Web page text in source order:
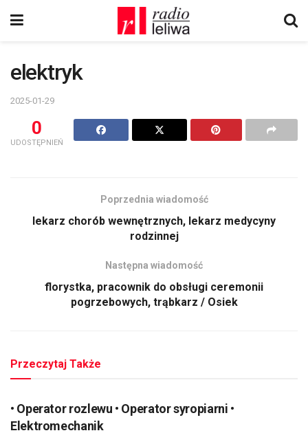
elektryk
2025-01-29
0
UDOSTĘPNIEŃ
Poprzednia wiadomość
lekarz chorób wewnętrznych, lekarz medycyny
rodzinnej
Następna wiadomość
florystka, pracownik do obsługi ceremonii
pogrzebowych, trąbkarz / Osiek
Przeczytaj Także
• Operator rozlewu • Operator syropiarni •
Elektromechanik